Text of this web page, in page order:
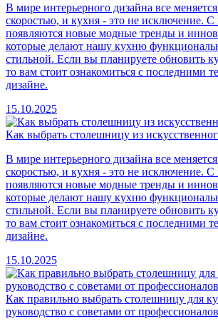
В мире интерьерного дизайна все
скоростью, и кухня - это не исключение.
появляются новые модные тренды и
которые делают нашу кухню
стильной. Если вы планируете обновить
то вам стоит ознакомиться с последними
дизайне.
15.10.2025
Как выбрать столешницу из
В мире интерьерного дизайна все
скоростью, и кухня - это не исключение.
появляются новые модные тренды и
которые делают нашу кухню
стильной. Если вы планируете обновить
то вам стоит ознакомиться с последними
дизайне.
15.10.2025
Как правильно выбрать столешницу для
руководство с советами от профессионалов